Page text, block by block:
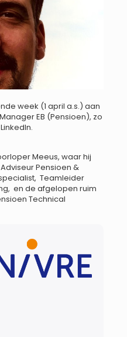
week (1 april a.s.) aan
EB (Pensioen), zo
Meeus, waar hij
Pensioen &
Teamleider
en de afgelopen ruim
Technical